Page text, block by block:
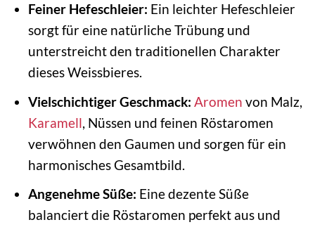
Feiner Hefeschleier: Ein leichter Hefeschleier
sorgt für eine natürliche Trübung und
unterstreicht den traditionellen Charakter
dieses Weissbieres.
Vielschichtiger Geschmack: Aromen von Malz,
Karamell , Nüssen und feinen Röstaromen
verwöhnen den Gaumen und sorgen für ein
harmonisches Gesamtbild.
Angenehme Süße: Eine dezente Süße
balanciert die Röstaromen perfekt aus und